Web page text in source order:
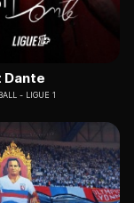
Dante
- LIGUE 1